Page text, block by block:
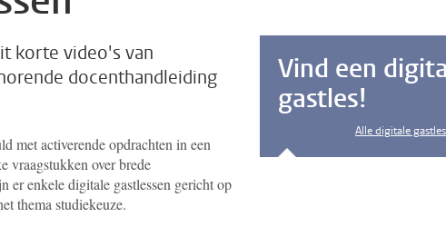
korte video's van
docenthandleiding
met activerende opdrachten in een
vraagstukken over brede
er enkele digitale gastlessen gericht op
thema studiekeuze.
Vind een
gastles!
Alle digitale